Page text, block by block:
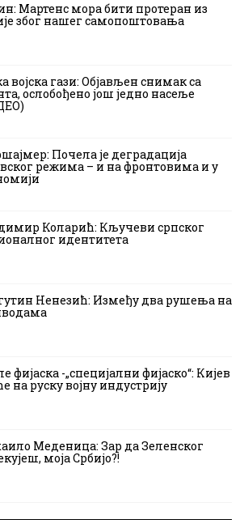
Мартенс мора бити протеран из
због нашег самопоштовања
војска гази: Објављен снимак са
ослобођено још једно насеље
Почела је деградација
режима – и на фронтовима и у
Коларић: Кључеви српског
идентитета
Ненезић: Између два рушења на
фијаска -„специјални фијаско“: Кијев
на руску војну индустрију
Меденица: Зар да Зеленског
моја Србијо?!